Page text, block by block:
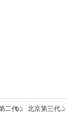
北京第二代IP44工业插头 北京第三代IP44工业插头